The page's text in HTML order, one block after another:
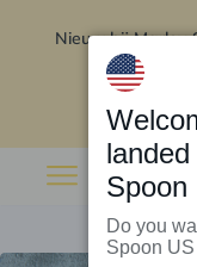
Nieuw bij Marley
Spoon
Do you
Spoon